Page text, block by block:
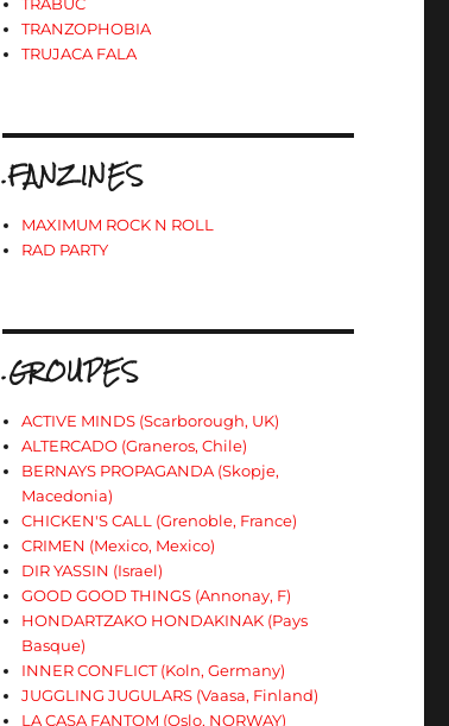
TRANZOPHOBIA
TRUJACA FALA
.FANZINES
MAXIMUM ROCK N ROLL
RAD PARTY
.GROUPES
ACTIVE MINDS (Scarborough, UK)
ALTERCADO (Graneros, Chile)
BERNAYS PROPAGANDA (Skopje,
Macedonia)
CHICKEN'S CALL (Grenoble, France)
CRIMEN (Mexico, Mexico)
DIR YASSIN (Israel)
GOOD GOOD THINGS (Annonay, F)
HONDARTZAKO HONDAKINAK (Pays
Basque)
INNER CONFLICT (Koln, Germany)
JUGGLING JUGULARS (Vaasa, Finland)
LA CASA FANTOM (Oslo, NORWAY)